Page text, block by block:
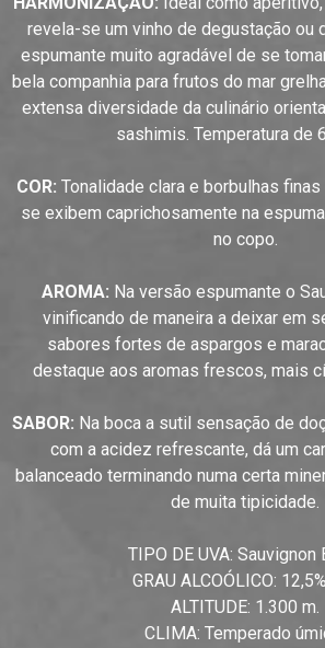
revela-se um vinho de degustação ou
espumante muito agradável de se
bela companhia para frutos do mar
extensa diversidade da culinário
sashimis. Temperatura de 6
COR: Tonalidade clara e borbulhas
se exibem caprichosamente na
no copo.
AROMA: Na versão espumante o
vinificando de maneira a deixar em
sabores fortes de aspargos e
destaque aos aromas frescos, mais
SABOR: Na boca a sutil sensação de
com a acidez refrescante, dá um
balanceado terminando numa certa
de muita tipicidade.
TIPO DE UVA: Sauvignon
GRAU ALCOÓLICO:
ALTITUDE: 1.300 m.
CLIMA: Temperado